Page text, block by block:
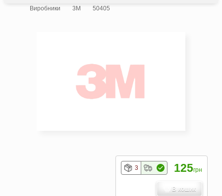
Виробники 3M 50405
3 125грн
В кошик